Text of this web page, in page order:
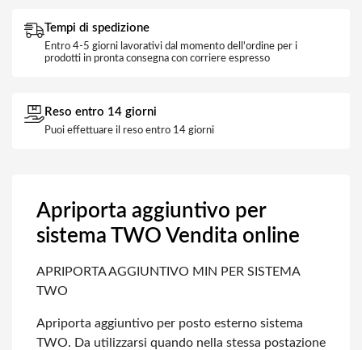
Tempi di spedizione
Entro 4-5 giorni lavorativi dal momento dell'ordine per i
prodotti in pronta consegna con corriere espresso
Reso entro 14 giorni
Puoi effettuare il reso entro 14 giorni
Apriporta aggiuntivo per
sistema TWO Vendita online
APRIPORTA AGGIUNTIVO MIN PER SISTEMA
TWO
Apriporta aggiuntivo per posto esterno sistema
TWO. Da utilizzarsi quando nella stessa postazione